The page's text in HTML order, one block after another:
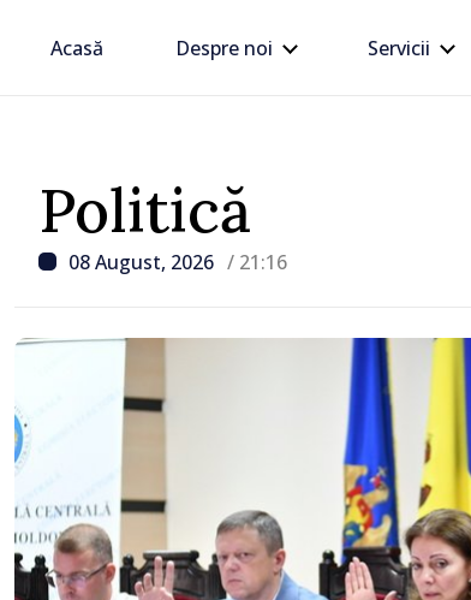
Acasă Despre noi Servicii
Politică
08 August, 2026 / 21:16
/ Acum 3 ore
Zelenski a
energie,
Europeană, în
Serbia